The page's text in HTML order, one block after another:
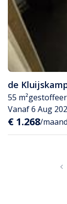
de
55 m²
Vanaf 6 Aug
€ 1.268/